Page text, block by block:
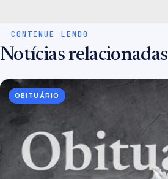
CONTINUE LENDO
Notícias relacionadas
OBITUÁRIO